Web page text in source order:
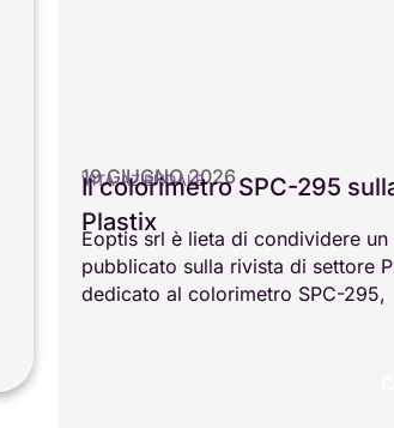
19 GIUGNO 2026
VITA AZIENDALE
Il colorimetro SPC-295
Plastix
Eoptis srl è lieta di condividere
pubblicato sulla rivista di settore
dedicato al colorimetro SPC-295,